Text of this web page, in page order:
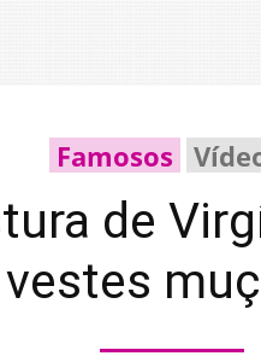
Famosos
de